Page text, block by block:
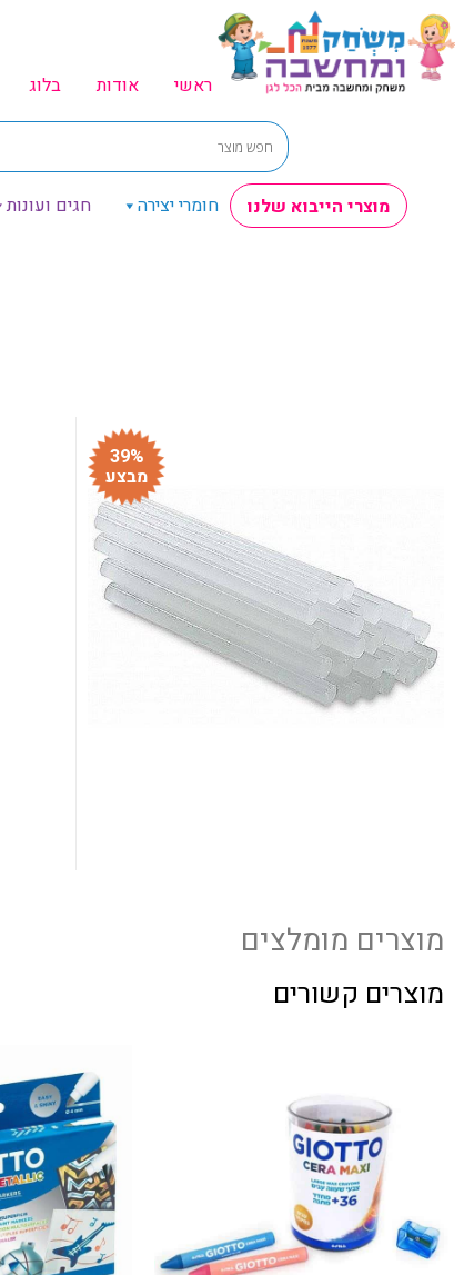
ראשי אודות בלוג
מוצרי הייבוא שלנו חומרי יצירה חגים ועונות
39%
מבצע
מוצרים מומלצים
מוצרים קשורים